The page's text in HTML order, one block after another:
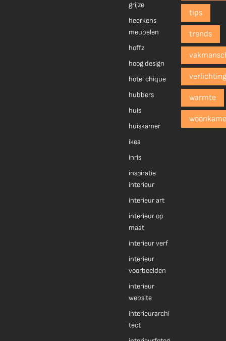
grijze
heerkens
meubelen
hoffz
hoog design
hotel chique
hubbers
huis
huiskamer
ikea
inris
inspiratie
interieur
interieur art
interieur op
maat
interieur verf
interieur
voorbeelden
interieur
website
interieurarchi
tect
tips
trends
warmte